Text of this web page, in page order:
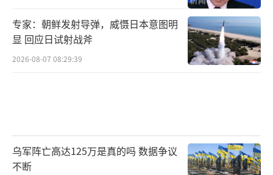
专家：朝鲜发射导弹，威慑日本意图明
显 回应日试射战斧
2026-08-07 08:29:39
乌军阵亡高达125万是真的吗 数据争议
不断